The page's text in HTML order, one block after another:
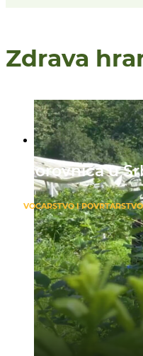
Zdrava
Borovnica u
VOĆARSTVO I POVRTARSTVO